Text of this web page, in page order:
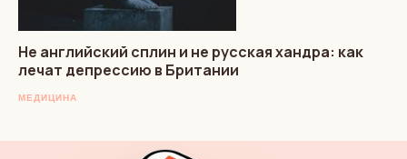
Не английский сплин и не русская хандра: как
лечат депрессию в Британии
МЕДИЦИНА